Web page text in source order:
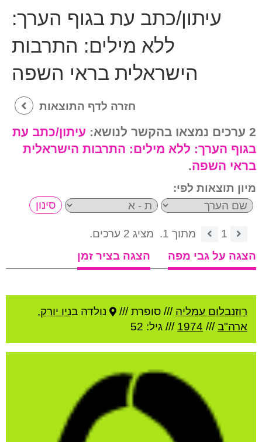
עיתון/כתב עת בגוף הערך:
ללא מילים: התרבות
הישראלית בראי השפה
חזרה לדף התוצאות
2 ערכים נמצאו בהקשר לנושא:
עיתון/כתב עת
בגוף הערך: ללא מילים: התרבות הישראלית
בראי השפה.
מיון תוצאות לפי:
1 מתוך 1.
מציג 2 ערכים.
הצגה על גבי מפה
הצגה בציר זמן
רוזנבלום עמליה /// סופרת /// נולדה בניו יורק,
ארה"ב///
1974 /// גיל: 52